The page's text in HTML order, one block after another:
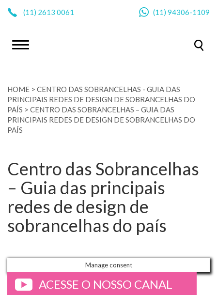
(11) 2613 0061 (11) 94306-1109
HOME > CENTRO DAS SOBRANCELHAS - GUIA DAS
PRINCIPAIS REDES DE DESIGN DE SOBRANCELHAS DO
PAÍS > CENTRO DAS SOBRANCELHAS – GUIA DAS
PRINCIPAIS REDES DE DESIGN DE SOBRANCELHAS DO
PAÍS
Centro das Sobrancelhas
– Guia das principais
redes de design de
sobrancelhas do país
Manage consent
ACESSE O NOSSO CANAL